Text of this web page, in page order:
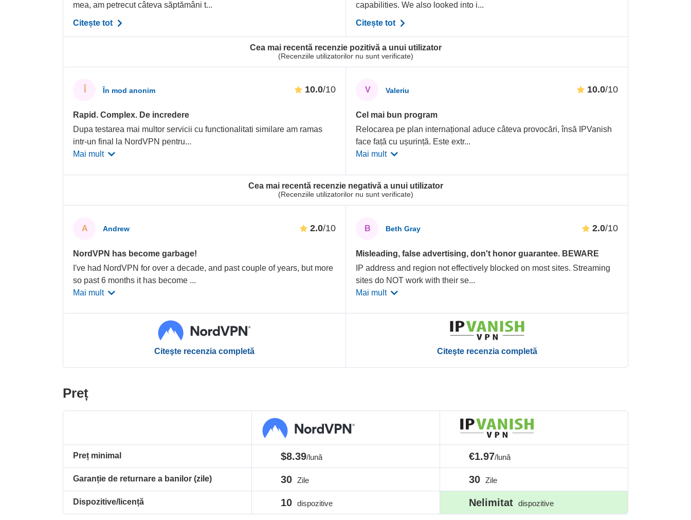
Cea mai recentă recenzie pozitivă a unui utilizator
(Recenziile utilizatorilor nu sunt verificate)
Cea mai recentă recenzie negativă a unui utilizator
(Recenziile utilizatorilor nu sunt verificate)
mea, am petrecut câteva săptămâni t...
Citește tot
În mod anonim 10.0/10
Rapid. Complex. De incredere
Dupa testarea mai multor servicii cu functionalitati similare am ramas
intr-un final la NordVPN pentru...
Mai mult
A Andrew 2.0/10
NordVPN has become garbage!
I've had NordVPN for over a decade, and past couple of years, but more
so past 6 months it has become ...
Mai mult
Citeşte recenzia completă
capabilities. We also looked into i...
Citește tot
V Valeriu 10.0/10
Cel mai bun program
Relocarea pe plan internațional aduce câteva provocări, însă IPVanish
face față cu ușurință. Este extr...
Mai mult
B Beth Gray 2.0/10
Misleading, false advertising, don't honor guarantee. BEWARE
IP address and region not effectively blocked on most sites. Streaming
sites do NOT work with their se...
Mai mult
Citeşte recenzia completă
Preț
Preț minimal
Garanție de returnare a banilor (zile)
Dispozitive/licență
$8.39/lună
30 Zile
10 dispozitive
€1.97/lună
30 Zile
Nelimitat dispozitive